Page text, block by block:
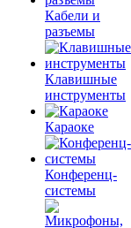
Кабели и
разъемы
Клавишные
инструменты
Караоке
Конференц-
системы